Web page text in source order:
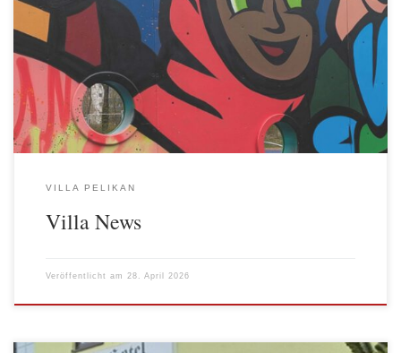
mit den Kindern und Jugendlichen zusammen gemalert. Die Farbe
haben sich die Kinder ausgesucht. Das Bild (VIP-Lounge 2) ist in
unserem wöchentlichen Kreativangebot entstanden. Vor Ostern
hatten wir in Kooperation mit dem AWO Landesjugendwerk und
einem Graffitikünstler aus dem Kiez ein […]
VILLA PELIKAN
Villa News
Veröffentlicht am 28. April 2026